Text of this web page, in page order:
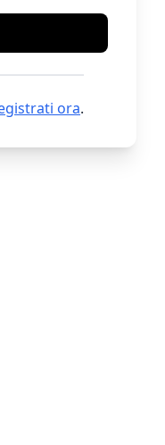
ora.